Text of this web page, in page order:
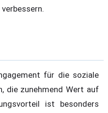
für die soziale
die zunehmend Wert auf
ist besonders